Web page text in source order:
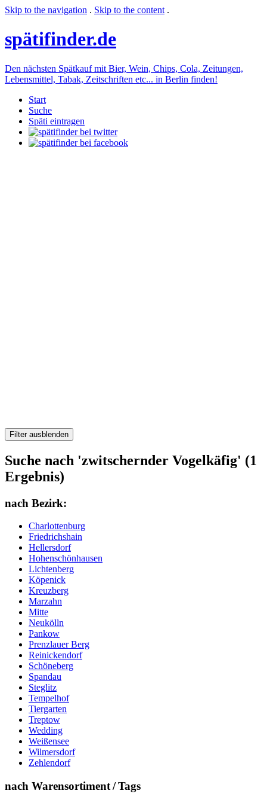
Skip to the navigation . Skip to the content .
spätifinder.de
Den nächsten Spätkauf mit Bier, Wein, Chips, Cola, Zeitungen,
Lebensmittel, Tabak, Zeitschriften etc... in Berlin finden!
Start
Suche
Späti eintragen
Filter ausblenden
Suche nach 'zwitschernder Vogelkäfig' (1
Ergebnis)
nach Bezirk:
Charlottenburg
Friedrichshain
Hellersdorf
Hohenschönhausen
Lichtenberg
Köpenick
Kreuzberg
Marzahn
Mitte
Neukölln
Pankow
Prenzlauer Berg
Reinickendorf
Schöneberg
Spandau
Steglitz
Tempelhof
Tiergarten
Treptow
Wedding
Weißensee
Wilmersdorf
Zehlendorf
nach Warensortiment / Tags